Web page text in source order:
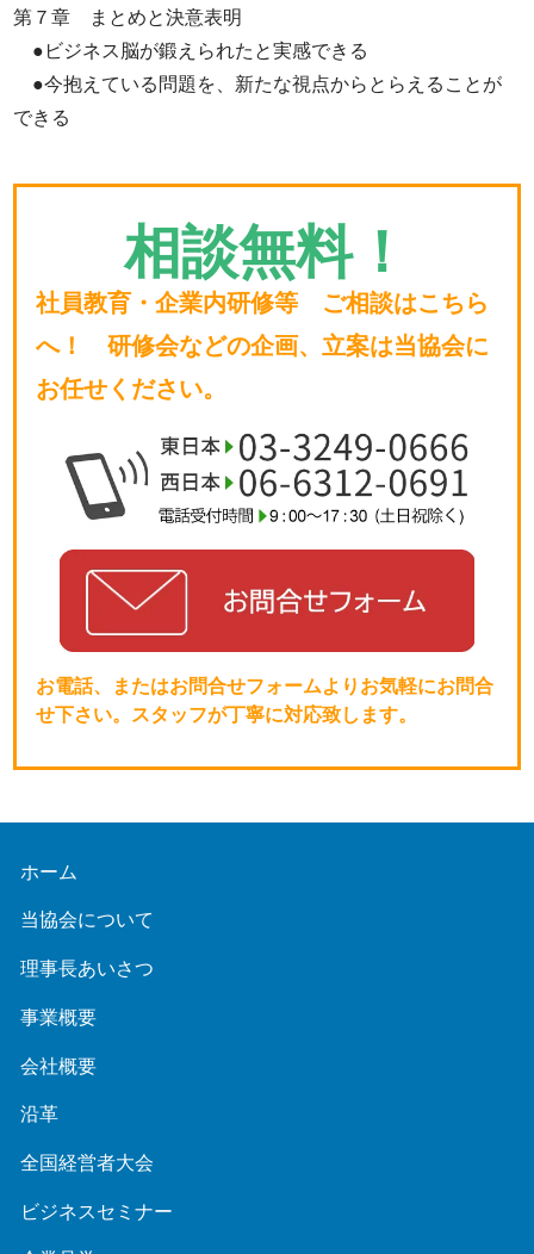
第７章 まとめと決意表明
●ビジネス脳が鍛えられたと実感できる
●今抱えている問題を、新たな視点からとらえることが
できる
相談無料！
社員教育・企業内研修等 ご相談はこちら
へ！ 研修会などの企画、立案は当協会に
お任せください。
お電話、またはお問合せフォームよりお気軽にお問合
せ下さい。スタッフが丁寧に対応致します。
ホーム
当協会について
理事長あいさつ
事業概要
会社概要
沿革
全国経営者大会
ビジネスセミナー